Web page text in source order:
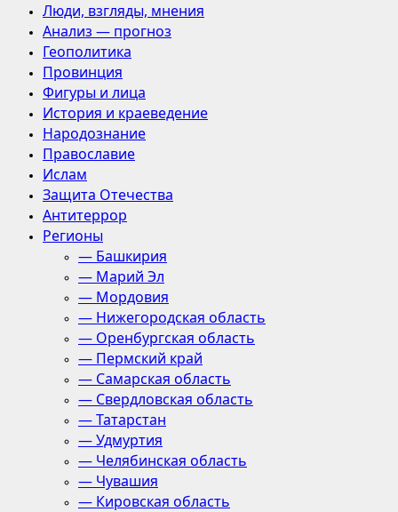
Люди, взгляды, мнения
Анализ — прогноз
Геополитика
Провинция
Фигуры и лица
История и краеведение
Народознание
Православие
Ислам
Защита Отечества
Антитеррор
Регионы
— Башкирия
— Марий Эл
— Мордовия
— Нижегородская область
— Оренбургская область
— Пермский край
— Самарская область
— Свердловская область
— Татарстан
— Удмуртия
— Челябинская область
— Чувашия
— Кировская область